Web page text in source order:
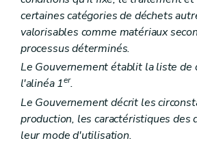
certaines catégories de déchets
valorisables comme matériaux
processus déterminés.
Le Gouvernement établit la liste de
l'alinéa 1er.
Le Gouvernement décrit les
production, les caractéristiques des
leur mode d'utilisation.